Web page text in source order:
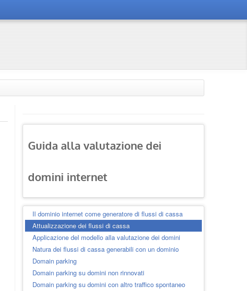
Guida alla valutazione dei
domini internet
Il dominio internet come generatore di flussi di cassa
Attualizzazione dei flussi di cassa
Applicazione del modello alla valutazione dei domini
Natura dei flussi di cassa generabili con un dominio
Domain parking
Domain parking su domini non rinnovati
Domain parking su domini con altro traffico spontaneo